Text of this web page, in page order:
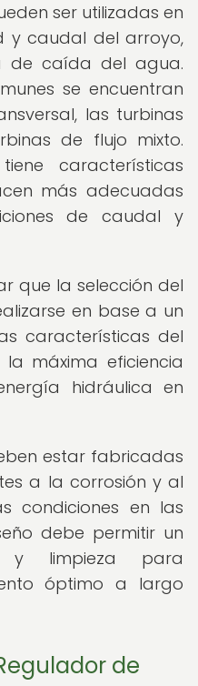
ser utilizadas en
y caudal del arroyo,
de caída del agua.
se encuentran
las turbinas
de flujo mixto.
características
más adecuadas
de caudal y
que la selección del
en base a un
características del
máxima eficiencia
hidráulica en
estar fabricadas
a la corrosión y al
condiciones en las
debe permitir un
y limpieza para
óptimo a largo
de